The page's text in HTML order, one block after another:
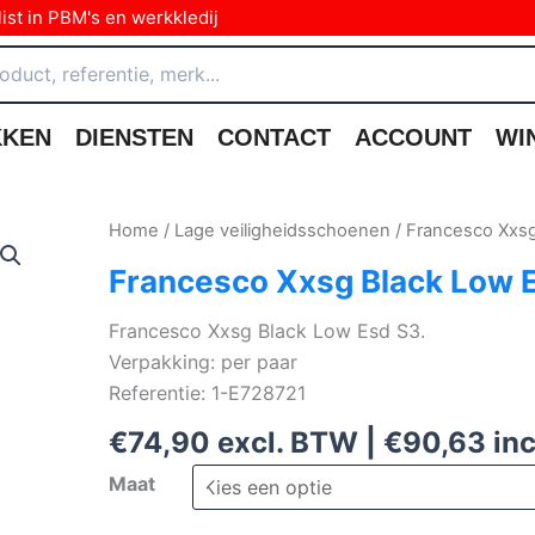
in PBM's en werkkledij
DIENSTEN CONTACT ACCOUNT
Home / Lage veiligheidsschoenen / Francesco
Francesco Xxsg Black Low
Francesco Xxsg Black Low Esd S3.
Verpakking: per paar
Referentie: 1-E728721
€74,90 excl. BTW | €90,63
Maat